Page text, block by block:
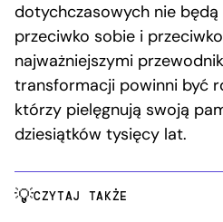
dotychczasowych nie
przeciwko sobie i
najważniejszymi
transformacji powinni być
którzy pielęgnują swoją
dziesiątków tysięcy lat.
CZYTAJ TAKŻE